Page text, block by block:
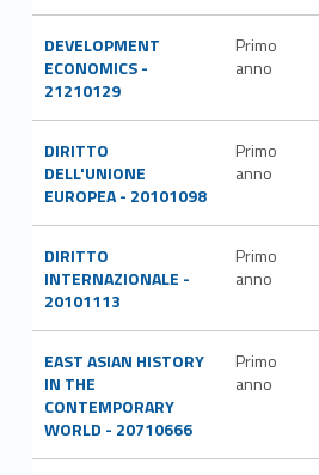
DEVELOPMENT
ECONOMICS -
21210129
Primo
anno
DIRITTO
DELL'UNIONE
EUROPEA - 20101098
Primo
anno
DIRITTO
INTERNAZIONALE -
20101113
Primo
anno
EAST ASIAN HISTORY
IN THE
CONTEMPORARY
WORLD - 20710666
Primo
anno